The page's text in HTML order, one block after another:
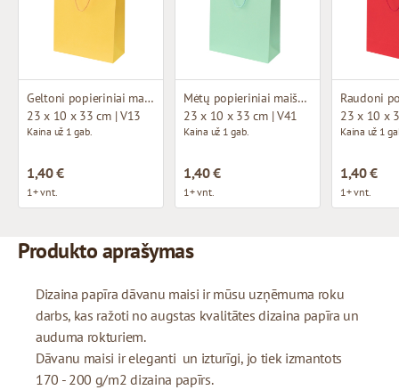
Geltoni popieriniai maišeliai su medžiaginėmis rankenomis
23 x 10 x 33 cm | V13
Kaina už 1 gab.
1,40 €
1+ vnt.
Mėtų popieriniai maišeliai su medžiaginėmis rankenomis
23 x 10 x 33 cm | V41
Kaina už 1 gab.
1,40 €
1+ vnt.
23 x 10 x
Kaina už 1
1,40 €
1+ vnt.
Produkto aprašymas
Dizaina papīra dāvanu maisi ir mūsu uzņēmuma roku
darbs, kas ražoti no augstas kvalitātes dizaina papīra un
auduma rokturiem.
Dāvanu maisi ir eleganti un izturīgi, jo tiek izmantots
170 - 200 g/m2 dizaina papīrs.